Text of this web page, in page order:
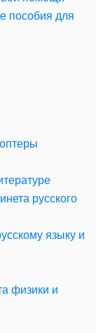
пособия для
русского
языку и
физики и